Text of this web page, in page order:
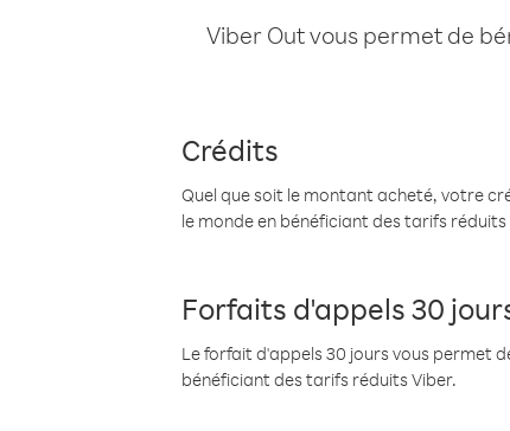
Viber Out vous permet de
Crédits
Quel que soit le montant acheté, votre
le monde en bénéficiant des tarifs réduits
Forfaits d'appels 30
Le forfait d'appels 30 jours vous permet
bénéficiant des tarifs réduits Viber.